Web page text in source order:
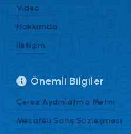
Video
Hakkımda
İletişim
Önemli Bilgiler
Çerez Aydınlatma Metni
Mesafeli Satış Sözleşmesi